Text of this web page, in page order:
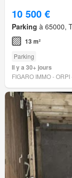
10 500 €
Parking à 65000,
13 m²
Parking
Il y a 30+ jours
FIGARO IMMO -